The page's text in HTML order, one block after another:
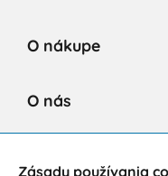
O nákupe
O nás
Zásady používania